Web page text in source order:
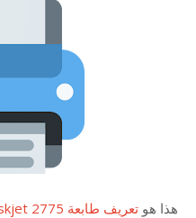
هذا هوتعريف طابعة HP Deskjet 2775